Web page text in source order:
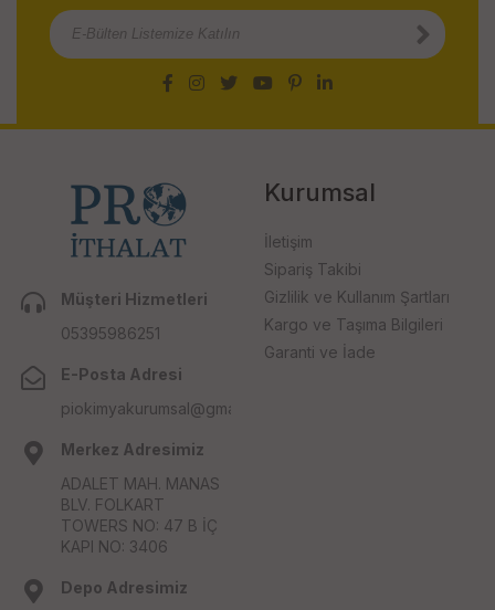
Müşteri Hizmetleri
05395986251
E-Posta Adresi
piokimyakurumsal@gmail.com
Merkez Adresimiz
ADALET MAH. MANAS
BLV. FOLKART
TOWERS NO: 47 B İÇ
KAPI NO: 3406
Depo Adresimiz
Kurumsal
İletişim
Sipariş Takibi
Gizlilik ve Kullanım Şartları
Kargo ve Taşıma Bilgileri
Garanti ve İade